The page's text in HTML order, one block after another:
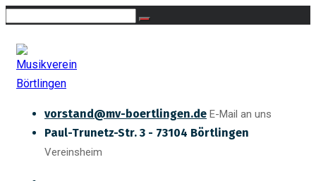
vorstand@mv-boertlingen.de E-Mail an uns
Paul-Trunetz-Str. 3 - 73104 Börtlingen
Vereinsheim